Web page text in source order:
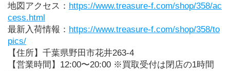
地図アクセス： https://www.treasure-f.com/shop/358/ac
cess.html
最新入荷情報： https://www.treasure-f.com/shop/358/to
pics/
【住所】千葉県野田市花井263-4
【営業時間】12:00〜20:00 ※買取受付は閉店の1時間